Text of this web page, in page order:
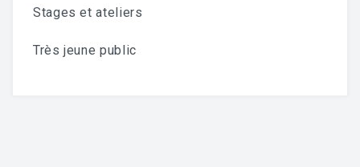
Stages et ateliers
Très jeune public